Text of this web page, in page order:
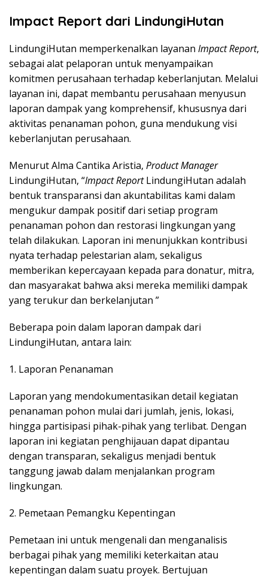
Impact Report dari LindungiHutan
LindungiHutan memperkenalkan layanan Impact Report,
sebagai alat pelaporan untuk menyampaikan
komitmen perusahaan terhadap keberlanjutan. Melalui
layanan ini, dapat membantu perusahaan menyusun
laporan dampak yang komprehensif, khususnya dari
aktivitas penanaman pohon, guna mendukung visi
keberlanjutan perusahaan.
Menurut Alma Cantika Aristia, Product Manager
LindungiHutan, “Impact ReportLindungiHutan adalah
bentuk transparansi dan akuntabilitas kami dalam
mengukur dampak positif dari setiap program
penanaman pohon dan restorasi lingkungan yang
telah dilakukan. Laporan ini menunjukkan kontribusi
nyata terhadap pelestarian alam, sekaligus
memberikan kepercayaan kepada para donatur, mitra,
dan masyarakat bahwa aksi mereka memiliki dampak
yang terukur dan berkelanjutan ”
Beberapa poin dalam laporan dampak dari
LindungiHutan, antara lain:
1. Laporan Penanaman
Laporan yang mendokumentasikan detail kegiatan
penanaman pohon mulai dari jumlah, jenis, lokasi,
hingga partisipasi pihak-pihak yang terlibat. Dengan
laporan ini kegiatan penghijauan dapat dipantau
dengan transparan, sekaligus menjadi bentuk
tanggung jawab dalam menjalankan program
lingkungan.
2. Pemetaan Pemangku Kepentingan
Pemetaan ini untuk mengenali dan menganalisis
berbagai pihak yang memiliki keterkaitan atau
kepentingan dalam suatu proyek. Bertujuan